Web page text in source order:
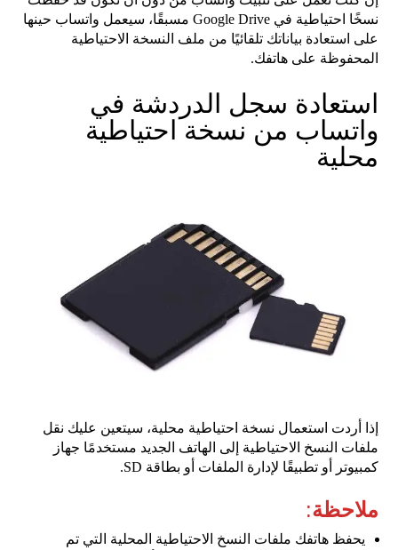
نسخًا احتياطية في Google Drive مسبقًا، سيعمل واتساب حينها
على استعادة بياناتك تلقائيًا من ملف النسخة الاحتياطية
المحفوظة على هاتفك.
استعادة سجل الدردشة في
واتساب من نسخة احتياطية
محلية
إذا أردت استعمال نسخة احتياطية محلية، سيتعين عليك نقل
ملفات النسخ الاحتياطية إلى الهاتف الجديد مستخدمًا جهاز
كمبيوتر أو تطبيقًا لإدارة الملفات أو بطاقة SD.
ملاحظة:
يحفظ هاتفك ملفات النسخ الاحتياطية المحلية التي تم